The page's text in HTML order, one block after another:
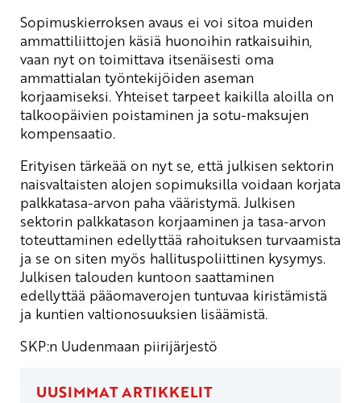
Sopimuskierroksen avaus ei voi sitoa muiden
ammattiliittojen käsiä huonoihin ratkaisuihin,
vaan nyt on toimittava itsenäisesti oma
ammattialan työntekijöiden aseman
korjaamiseksi. Yhteiset tarpeet kaikilla aloilla on
talkoopäivien poistaminen ja sotu-maksujen
kompensaatio.
Erityisen tärkeää on nyt se, että julkisen sektorin
naisvaltaisten alojen sopimuksilla voidaan korjata
palkkatasa-arvon paha vääristymä. Julkisen
sektorin palkkatason korjaaminen ja tasa-arvon
toteuttaminen edellyttää rahoituksen turvaamista
ja se on siten myös hallituspoliittinen kysymys.
Julkisen talouden kuntoon saattaminen
edellyttää pääomaverojen tuntuvaa kiristämistä
ja kuntien valtionosuuksien lisäämistä.
SKP:n Uudenmaan piirijärjestö
UUSIMMAT ARTIKKELIT